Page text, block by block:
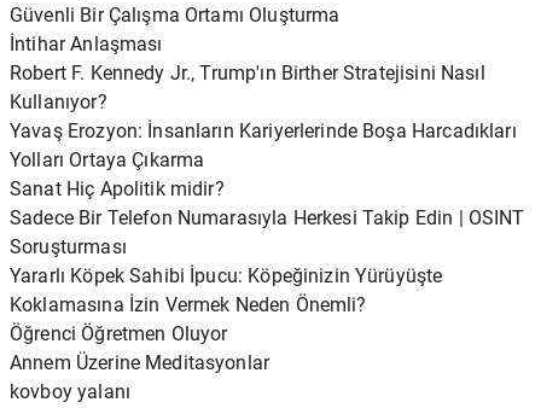
Güvenli Bir Çalışma Ortamı Oluşturma
İntihar Anlaşması
Robert F. Kennedy Jr., Trump'ın Birther Stratejisini Nasıl
Kullanıyor?
Yavaş Erozyon: İnsanların Kariyerlerinde Boşa Harcadıkları
Yolları Ortaya Çıkarma
Sanat Hiç Apolitik midir?
Sadece Bir Telefon Numarasıyla Herkesi Takip Edin | OSINT
Soruşturması
Yararlı Köpek Sahibi İpucu: Köpeğinizin Yürüyüşte
Koklamasına İzin Vermek Neden Önemli?
Öğrenci Öğretmen Oluyor
Annem Üzerine Meditasyonlar
kovboy yalanı